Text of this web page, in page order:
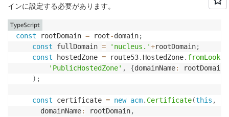
    nucleusSG
.addIngressRule
      ec2
    nucleusSG
.addIngressRule(
      ec2
Peer .securityGroupId( proxySGId), ec2
    nucleusSG
.addIngressRule(
      ec2
.Peer .securityGroupId(proxySGId , ec2.Port
    nucleusSG
    nucleusSG
.addIngressRule (
      ec2
.Peer.securityGroupId
インに設定する必要があります。
const rootDomain = root-domain;
const fullDomain = 'nucleus.'+rootDomain;
const hostedZone = route53. HostedZone. fromLookup
'PublicHostedZone' , {domainName: rootDomain
) ;
const certificate = new acm. Certificate(this ,
      domainName
: rootDomain,
TypeScript